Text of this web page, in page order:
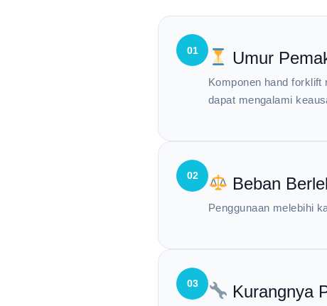
01 Umur
Komponen hand
dapat mengalami
02 Beban
Penggunaan melebihi
03 Kurangnya